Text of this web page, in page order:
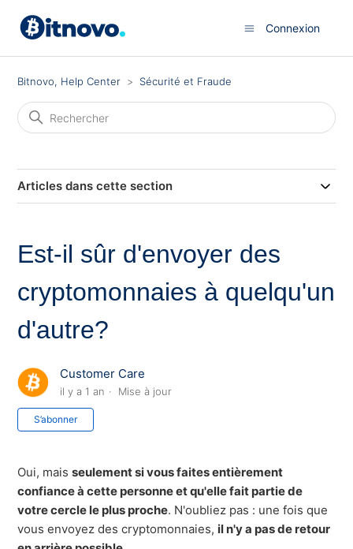
Connexion
Bitnovo, Help Center Sécurité et Fraude
Articles dans cette section
Est-il sûr d'envoyer des
cryptomonnaies à quelqu'un
d'autre?
Customer Care
il y a 1 an Mise à jour
S’abonner
Oui, maisseulement si vous faites entièrement
confiance à cette personne et qu'elle fait partie de
votre cercle le plus proche. N'oubliez pas : une fois que
vous envoyez des cryptomonnaies, il n'y a pas de retour